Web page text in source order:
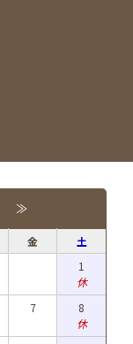
≫
金
土
1
休
7
8
休